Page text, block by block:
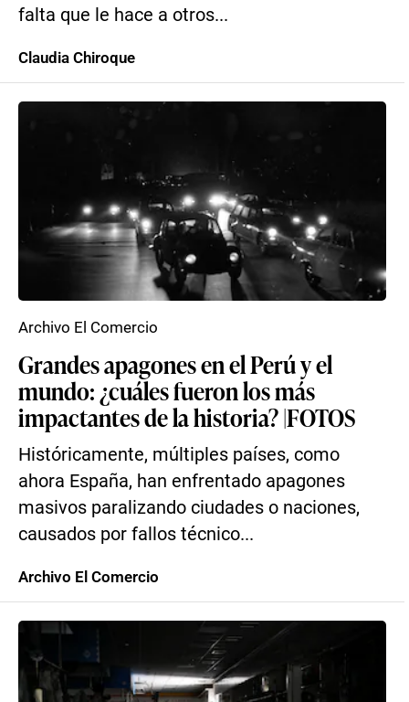
falta que le hace a otros...
Claudia Chiroque
Grandes apagones en el Perú y el
mundo: ¿cuáles fueron los más
impactantes de la historia? |FOTOS
Históricamente, múltiples países, como
ahora España, han enfrentado apagones
masivos paralizando ciudades o naciones,
causados por fallos técnico...
Archivo El Comercio
Archivo El Comercio